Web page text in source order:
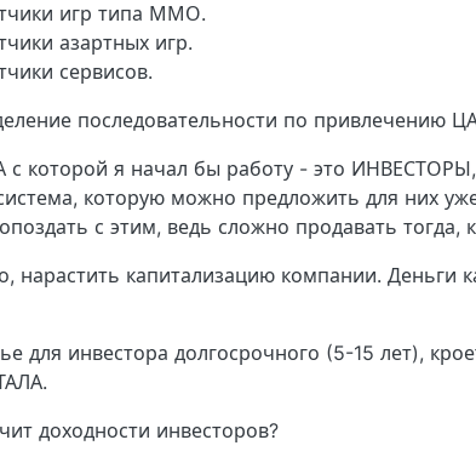
игр типа ММО.
азартных игр.
сервисов.
последовательности по привлечению
с которой я начал бы работу - это ИНВЕСТОРЫ,
которую можно предложить для них
с этим, ведь сложно продавать тогда,
нарастить капитализацию компании. Деньги
для инвестора долгосрочного (5-15 лет),
доходности инвесторов?